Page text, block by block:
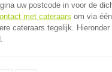
uw postcode in voor de
met cateraars om via
cateraars tegelijk.